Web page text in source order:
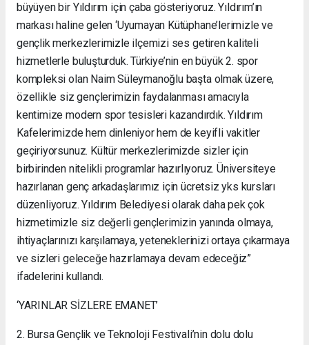
büyüyen bir Yıldırım için çaba gösteriyoruz. Yıldırım’ın
markası haline gelen ‘Uyumayan Kütüphane’lerimizle ve
gençlik merkezlerimizle ilçemizi ses getiren kaliteli
hizmetlerle buluşturduk. Türkiye’nin en büyük 2. spor
kompleksi olan Naim Süleymanoğlu başta olmak üzere,
özellikle siz gençlerimizin faydalanması amacıyla
kentimize modern spor tesisleri kazandırdık. Yıldırım
Kafelerimizde hem dinleniyor hem de keyifli vakitler
geçiriyorsunuz. Kültür merkezlerimizde sizler için
birbirinden nitelikli programlar hazırlıyoruz. Üniversiteye
hazırlanan genç arkadaşlarımız için ücretsiz yks kursları
düzenliyoruz. Yıldırım Belediyesi olarak daha pek çok
hizmetimizle siz değerli gençlerimizin yanında olmaya,
ihtiyaçlarınızı karşılamaya, yeteneklerinizi ortaya çıkarmaya
ve sizleri geleceğe hazırlamaya devam edeceğiz”
ifadelerini kullandı.
‘YARINLAR SİZLERE EMANET’
2. Bursa Gençlik ve Teknoloji Festivali’nin dolu dolu